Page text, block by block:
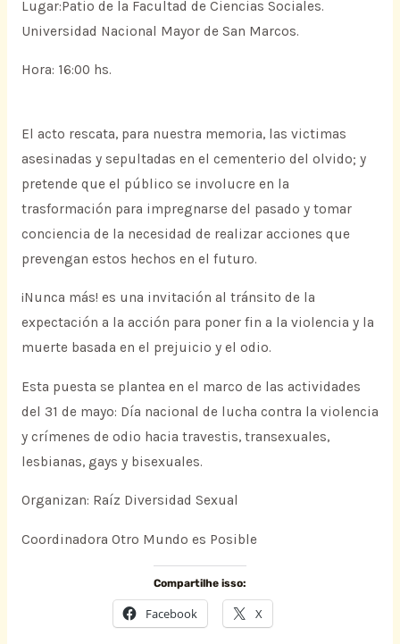
Lugar:Patio de la Facultad de Ciencias Sociales.
Universidad Nacional Mayor de San Marcos.
Hora: 16:00 hs.
El acto rescata, para nuestra memoria, las victimas
asesinadas y sepultadas en el cementerio del olvido; y
pretende que el público se involucre en la
trasformación para impregnarse del pasado y tomar
conciencia de la necesidad de realizar acciones que
prevengan estos hechos en el futuro.
¡Nunca más! es una invitación al tránsito de la
expectación a la acción para poner fin a la violencia y la
muerte basada en el prejuicio y el odio.
Esta puesta se plantea en el marco de las actividades
del 31 de mayo: Día nacional de lucha contra la violencia
y crímenes de odio hacia travestis, transexuales,
lesbianas, gays y bisexuales.
Organizan: Raíz Diversidad Sexual
Coordinadora Otro Mundo es Posible
Compartilhe isso:
Facebook X